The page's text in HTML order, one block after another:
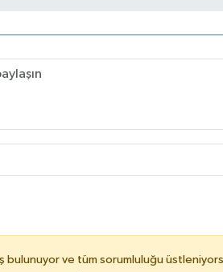
bulunuyor ve tüm sorumluluğu